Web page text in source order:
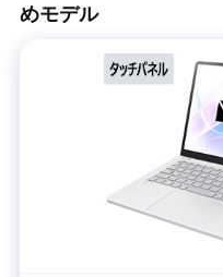
めモデル